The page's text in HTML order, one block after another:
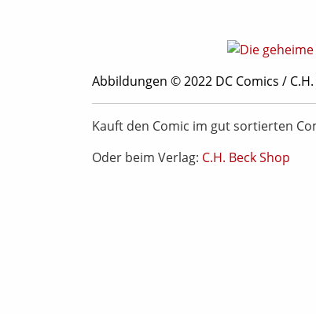
Abbildungen © 2022 DC Comics / C.H.
Kauft den Comic im gut sortierten
Oder beim Verlag: C.H. Beck Shop